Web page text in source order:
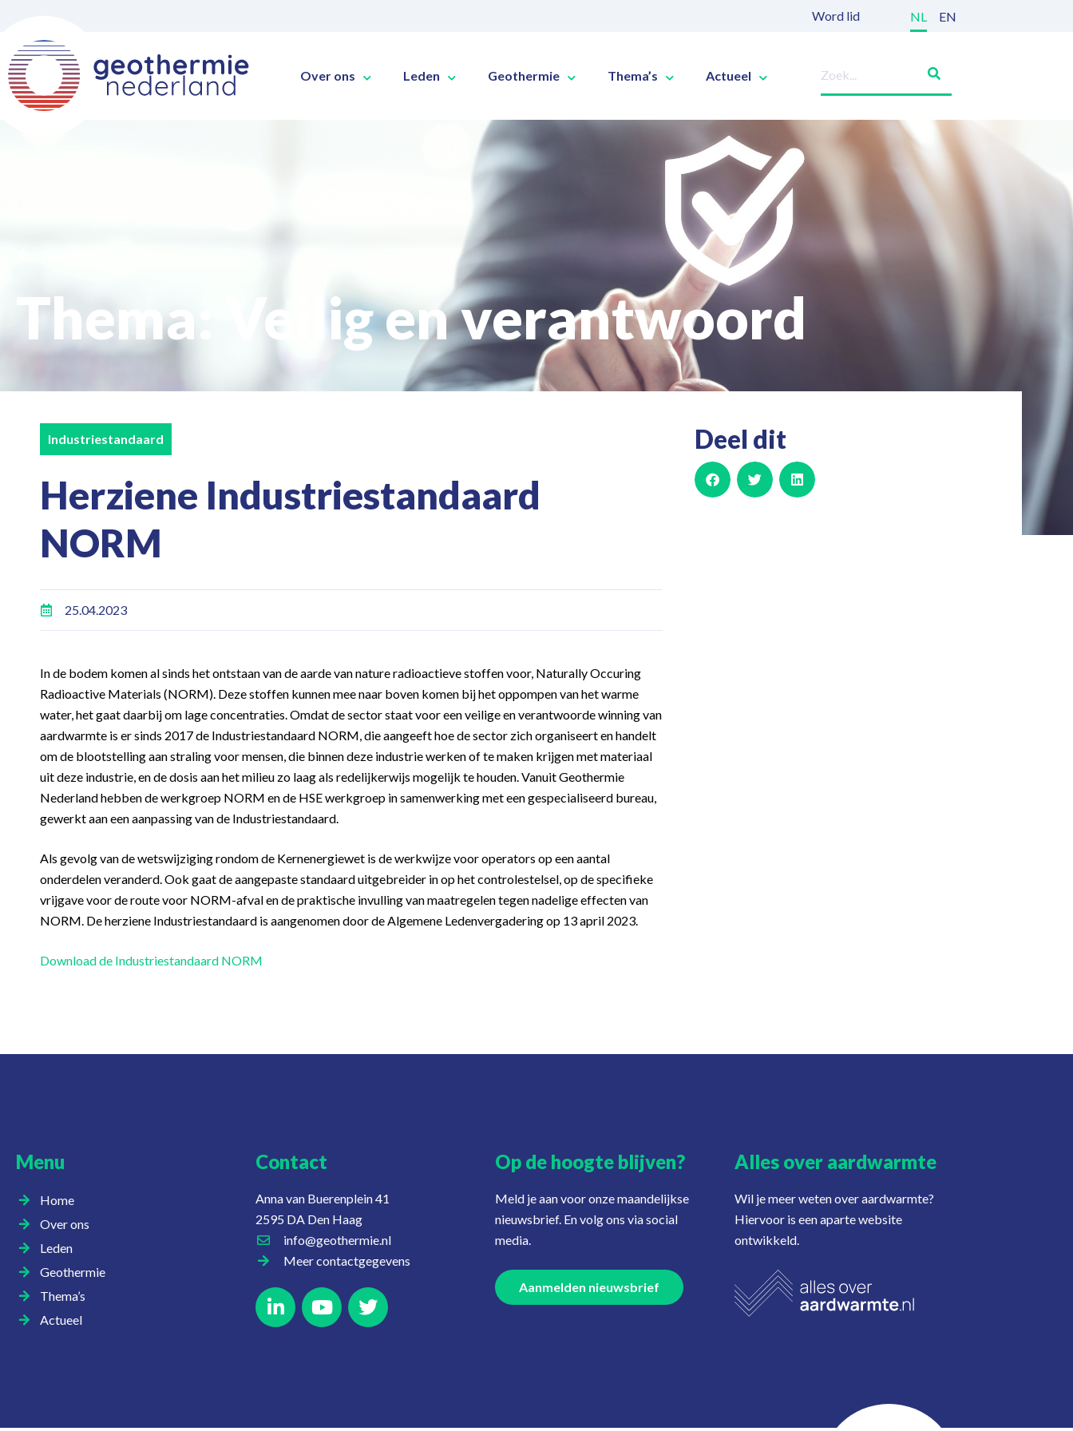
Word lid NL EN
Over ons Leden Geothermie Thema’s Actueel
Thema: Veilig en verantwoord
Industriestandaard
Herziene Industriestandaard
NORM
25.04.2023
In de bodem komen al sinds het ontstaan van de aarde van nature radioactieve stoffen voor, Naturally Occuring
Radioactive Materials (NORM). Deze stoffen kunnen mee naar boven komen bij het oppompen van het warme
water, het gaat daarbij om lage concentraties. Omdat de sector staat voor een veilige en verantwoorde winning van
aardwarmte is er sinds 2017 de Industriestandaard NORM, die aangeeft hoe de sector zich organiseert en handelt
om de blootstelling aan straling voor mensen, die binnen deze industrie werken of te maken krijgen met materiaal
uit deze industrie, en de dosis aan het milieu zo laag als redelijkerwijs mogelijk te houden. Vanuit Geothermie
Nederland hebben de werkgroep NORM en de HSE werkgroep in samenwerking met een gespecialiseerd bureau,
gewerkt aan een aanpassing van de Industriestandaard.
Als gevolg van de wetswijziging rondom de Kernenergiewet is de werkwijze voor operators op een aantal
onderdelen veranderd. Ook gaat de aangepaste standaard uitgebreider in op het controlestelsel, op de specifieke
vrijgave voor de route voor NORM-afval en de praktische invulling van maatregelen tegen nadelige effecten van
NORM. De herziene Industriestandaard is aangenomen door de Algemene Ledenvergadering op 13 april 2023.
Download de Industriestandaard NORM
Deel dit
Menu
Home
Over ons
Leden
Geothermie
Thema’s
Actueel
Contact
Anna van Buerenplein 41
2595 DA Den Haag
info@geothermie.nl
Meer contactgegevens
Op de hoogte blijven?
Meld je aan voor onze maandelijkse
nieuwsbrief. En volg ons via social
media.
Aanmelden nieuwsbrief
Alles over aardwarmte
Wil je meer weten over aardwarmte?
Hiervoor is een aparte website
ontwikkeld.